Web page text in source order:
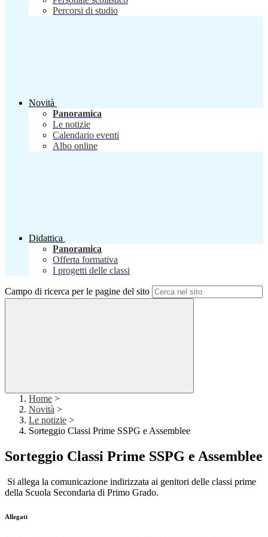
Percorsi di studio
Novità
Panoramica
Le notizie
Calendario eventi
Albo online
Didattica
Panoramica
Offerta formativa
I progetti delle classi
Campo di ricerca per le pagine del sito
Home >
Novità >
Le notizie >
Sorteggio Classi Prime SSPG e Assemblee
Sorteggio Classi Prime SSPG e Assemblee
Si allega la comunicazione indirizzata ai genitori delle classi prime
della Scuola Secondaria di Primo Grado.
Allegati